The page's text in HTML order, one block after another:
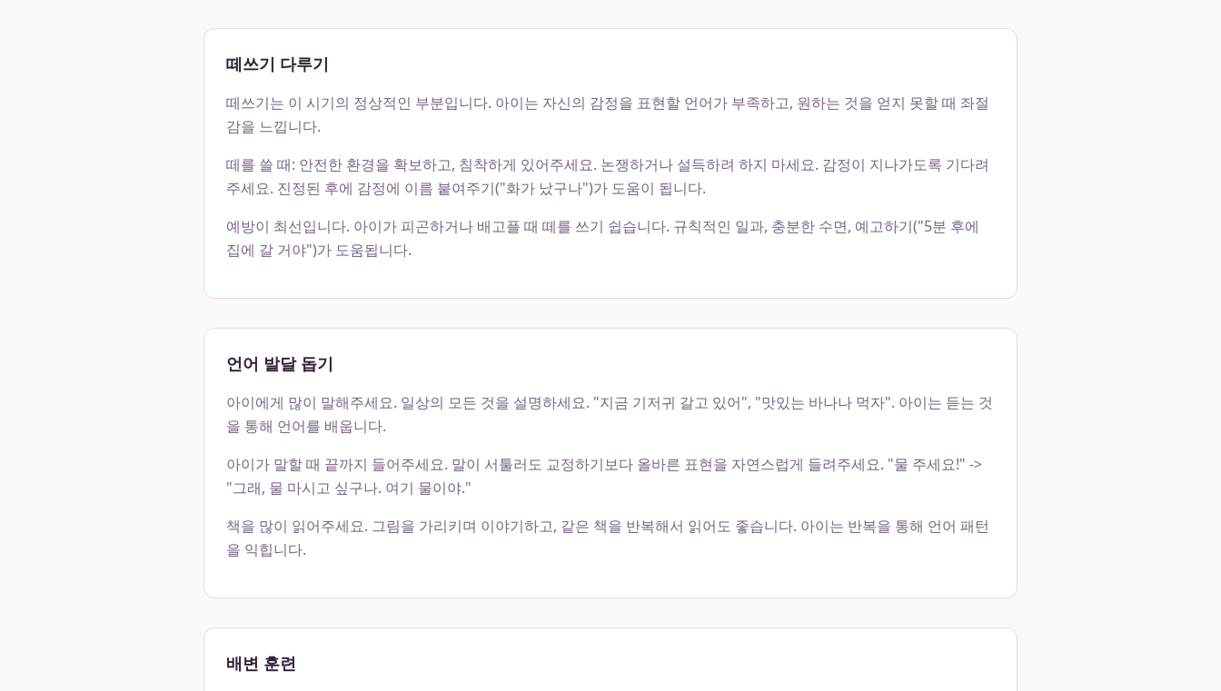
떼쓰기 다루기
떼쓰기는 이 시기의 정상적인 부분입니다. 아이는 자신의 감정을 표현할 언어가 부족하고, 원하는 것을 얻지 못할 때 좌절
감을 느낍니다.
떼를 쓸 때: 안전한 환경을 확보하고, 침착하게 있어주세요. 논쟁하거나 설득하려 하지 마세요. 감정이 지나가도록 기다려
주세요. 진정된 후에 감정에 이름 붙여주기("화가 났구나")가 도움이 됩니다.
예방이 최선입니다. 아이가 피곤하거나 배고플 때 떼를 쓰기 쉽습니다. 규칙적인 일과, 충분한 수면, 예고하기("5분 후에
집에 갈 거야")가 도움됩니다.
언어 발달 돕기
아이에게 많이 말해주세요. 일상의 모든 것을 설명하세요. "지금 기저귀 갈고 있어", "맛있는 바나나 먹자". 아이는 듣는 것
을 통해 언어를 배웁니다.
아이가 말할 때 끝까지 들어주세요. 말이 서툴러도 교정하기보다 올바른 표현을 자연스럽게 들려주세요. "물 주세요!" ->
"그래, 물 마시고 싶구나. 여기 물이야."
책을 많이 읽어주세요. 그림을 가리키며 이야기하고, 같은 책을 반복해서 읽어도 좋습니다. 아이는 반복을 통해 언어 패턴
을 익힙니다.
배변 훈련